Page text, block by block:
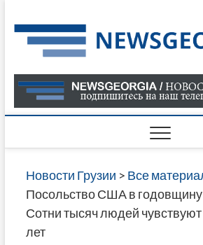
to
content
Новости Грузии > Все
Посольство США в
Сотни тысяч людей чувствуют
лет